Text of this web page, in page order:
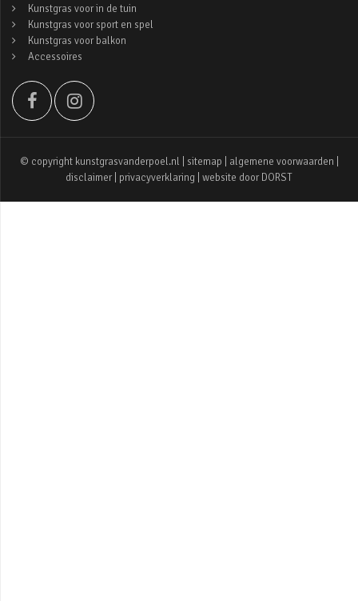
Kunstgras voor in de tuin
Kunstgras voor sport en spel
Kunstgras voor balkon
Accessoires
© copyright kunstgrasvanderpoel.nl | sitemap algemene voorwaarden
disclaimer
privacyverklaring | website door DORST